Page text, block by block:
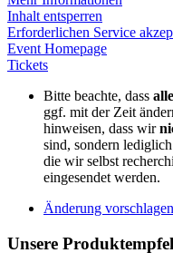
Inhalt entsperren
Erforderlichen Service
Event Homepage
Tickets
Bitte beachte, dass
ggf. mit der Zeit
hinweisen, dass wir
sind, sondern
die wir selbst
eingesendet werden.
Änderung vorschlagen
Unsere